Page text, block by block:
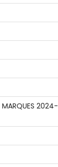
MARQUES 2024-